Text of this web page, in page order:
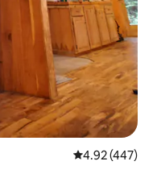
5 पैकी 4.92
4.92 (447)